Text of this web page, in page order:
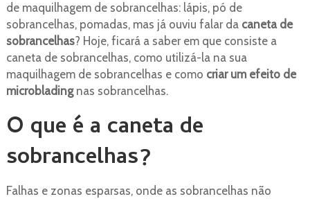
de maquilhagem de sobrancelhas: lápis, pó de
sobrancelhas, pomadas, mas já ouviu falar da caneta de
sobrancelhas? Hoje, ficará a saber em que consiste a
caneta de sobrancelhas, como utilizá-la na sua
maquilhagem de sobrancelhas e como criar um efeito de
microbladingnas sobrancelhas.
O que é a caneta de
sobrancelhas?
Falhas e zonas esparsas, onde as sobrancelhas não